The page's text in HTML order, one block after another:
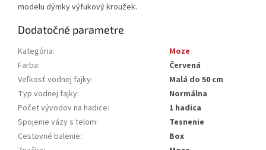
modelu dýmky výfukový kroužek.
Dodatočné parametre
Kategória:
Moze
Farba:
Červená
Veľkosť vodnej fajky:
Malá do 50 cm
Typ vodnej fajky:
Normálna
Počet vývodov na hadice:
1 hadica
Spojenie vázy s telom:
Tesnenie
Cestovné balenie:
Box